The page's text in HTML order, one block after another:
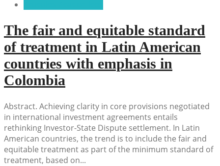
The fair and equitable standard
of treatment in Latin American
countries with emphasis in
Colombia
Abstract. Achieving clarity in core provisions negotiated
in international investment agreements entails
rethinking Investor-State Dispute settlement. In Latin
American countries, the trend is to include the fair and
equitable treatment as part of the minimum standard of
treatment, based on...